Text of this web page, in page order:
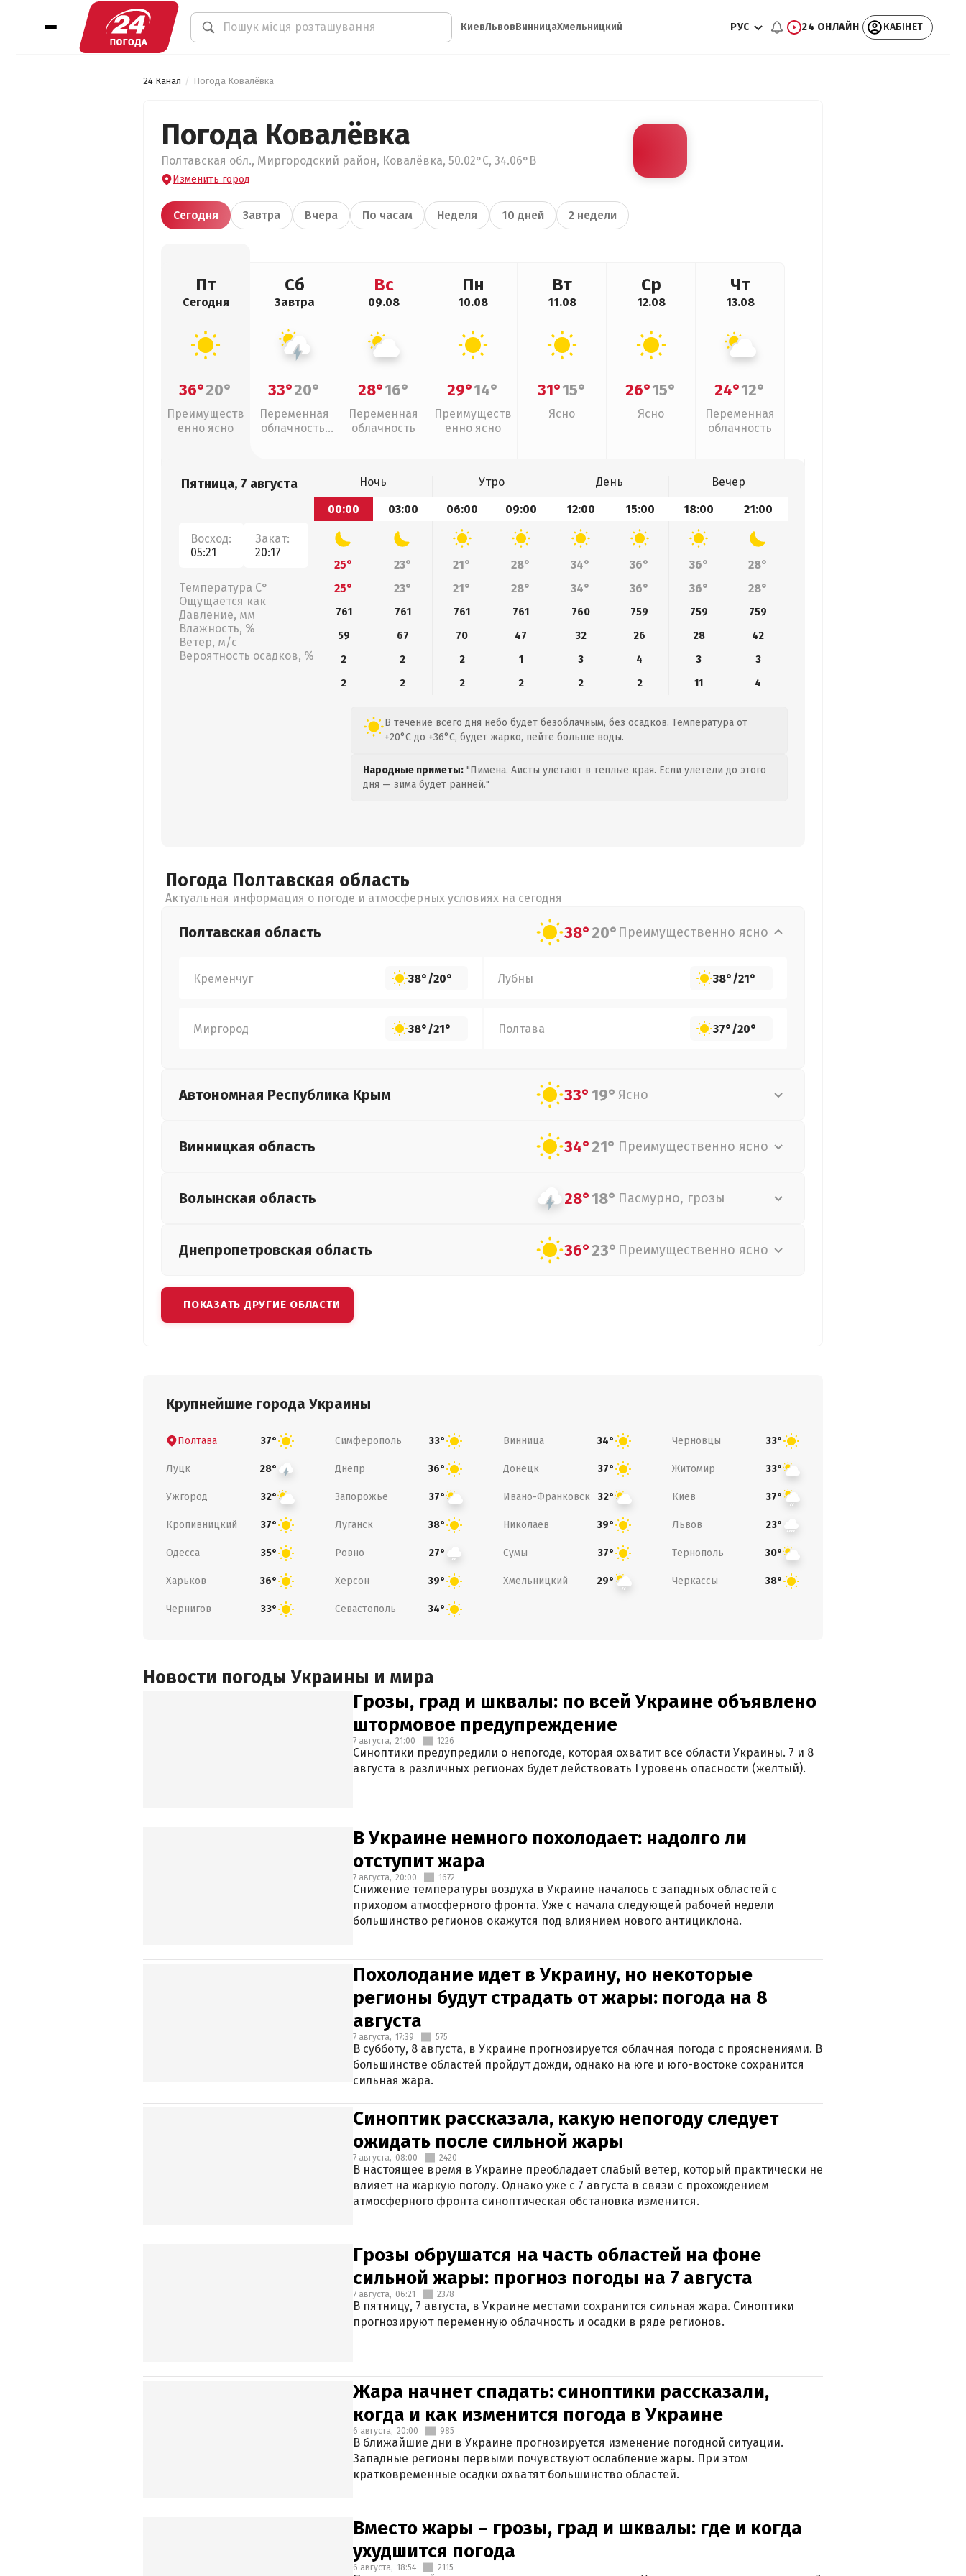
КиевЛьвовВинницаХмельницкий РУС 24 ОНЛАЙН КАБІНЕТ
24 Канал Погода Ковалёвка
Погода Ковалёвка
Полтавская обл., Миргородский район, Ковалёвка, 50.02°С, 34.06°В
Изменить город
Сегодня Завтра Вчера По часам Неделя 10 дней 2 недели
Пт
Сегодня
36°20°
Преимуществ
енно ясно
Сб
Завтра
33°20°
Переменная
облачность,
Вс
09.08
28°16°
Переменная
облачность
Пн
10.08
29°14°
Преимуществ
енно ясно
Вт
11.08
31°15°
Ясно
Ср
12.08
26°15°
Ясно
Чт
13.08
24°12°
Переменная
облачность
Пятница, 7 августа
Восход:
05:21
Закат:
20:17
Температура С°
Ощущается как
Давление, мм
Влажность, %
Ветер, м/с
Вероятность осадков, %
Ночь Утро День
Вечер
00:00
03:00 06:00 09:00 12:00 15:00 18:00 21:00
25° 23° 21° 28° 34° 36° 36°
28°
25°
23° 21° 28° 34° 36° 36° 28°
761 761 761 761 760 759 759
759
59
67 70 47 32 26 28
42
2
2 2 1 3 4 3
3
2
2 2 2 2 2 11 4
В течение всего дня небо будет безоблачным, без осадков. Температура от
+20°C до +36°C, будет жарко, пейте больше воды.
Народные приметы: "Пимена. Аисты улетают в теплые края. Если улетели до этого
дня — зима будет ранней."
Погода Полтавская область
Актуальная информация о погоде и атмосферных условиях на сегодня
Полтавская область 38°20° Преимущественно ясно
Кременчуг 38°/20° Лубны 38°/21°
Миргород 38°/21° Полтава 37°/20°
Автономная Республика Крым 33°19° Ясно
Винницкая область 34°21° Преимущественно ясно
Волынская область 28°18° Пасмурно, грозы
Днепропетровская область 36°23° Преимущественно ясно
ПОКАЗАТЬ ДРУГИЕ ОБЛАСТИ
Крупнейшие города Украины
Полтава 37° Симферополь 33° Винница 34° Черновцы 33°
Луцк 28° Днепр 36° Донецк 37° Житомир 33°
Ужгород 32° Запорожье 37° Ивано-Франковск 32° Киев 37°
Кропивницкий 37° Луганск 38° Николаев 39° Львов 23°
Одесса 35° Ровно 27° Сумы 37° Тернополь 30°
Харьков 36° Херсон 39° Хмельницкий 29° Черкассы 38°
Чернигов 33° Севастополь 34°
Новости погоды Украины и мира
Грозы, град и шквалы: по всей Украине объявлено
штормовое предупреждение
7 августа, 21:00 1226
Синоптики предупредили о непогоде, которая охватит все области Украины. 7 и 8
августа в различных регионах будет действовать I уровень опасности (желтый).
В Украине немного похолодает: надолго ли
отступит жара
7 августа, 20:00 1672
Снижение температуры воздуха в Украине началось с западных областей с
приходом атмосферного фронта. Уже с начала следующей рабочей недели
большинство регионов окажутся под влиянием нового антициклона.
Похолодание идет в Украину, но некоторые
регионы будут страдать от жары: погода на 8
августа
7 августа, 17:39 575
В субботу, 8 августа, в Украине прогнозируется облачная погода с прояснениями. В
большинстве областей пройдут дожди, однако на юге и юго-востоке сохранится
сильная жара.
Синоптик рассказала, какую непогоду следует
ожидать после сильной жары
7 августа, 08:00 2420
В настоящее время в Украине преобладает слабый ветер, который практически не
влияет на жаркую погоду. Однако уже с 7 августа в связи с прохождением
атмосферного фронта синоптическая обстановка изменится.
Грозы обрушатся на часть областей на фоне
сильной жары: прогноз погоды на 7 августа
7 августа, 06:21 2378
В пятницу, 7 августа, в Украине местами сохранится сильная жара. Синоптики
прогнозируют переменную облачность и осадки в ряде регионов.
Жара начнет спадать: синоптики рассказали,
когда и как изменится погода в Украине
6 августа, 20:00 985
В ближайшие дни в Украине прогнозируется изменение погодной ситуации.
Западные регионы первыми почувствуют ослабление жары. При этом
кратковременные осадки охватят большинство областей.
Вместо жары – грозы, град и шквалы: где и когда
ухудшится погода
6 августа, 18:54 2115